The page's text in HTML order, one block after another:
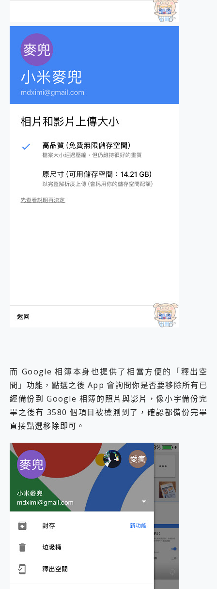
而 Google 相簿本身也提供了相當方便的「釋出空
間」功能，點選之後 App 會詢問你是否要移除所有已
經備份到 Google 相簿的照片與影片，像小宇備份完
畢之後有 3580 個項目被檢測到了，確認都備份完畢
直接點選移除即可。